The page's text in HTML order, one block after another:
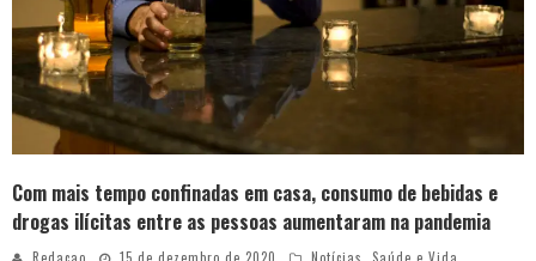
Com mais tempo confinadas em casa, consumo de bebidas e
drogas ilícitas entre as pessoas aumentaram na pandemia